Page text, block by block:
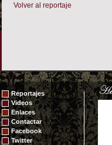
Volver al reportaje
Reportajes
Videos
Enlaces
Contactar
Facebook
Twitter